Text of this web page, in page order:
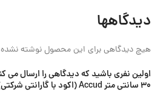
دیدگاهها
هیچ دیدگاهی برای این محصول نوشته
اولین نفری باشید که دیدگاهی را ارسال
30 سانتی متر Accud (اکود با گارانتی شرکتی) مدل 177-012-11”